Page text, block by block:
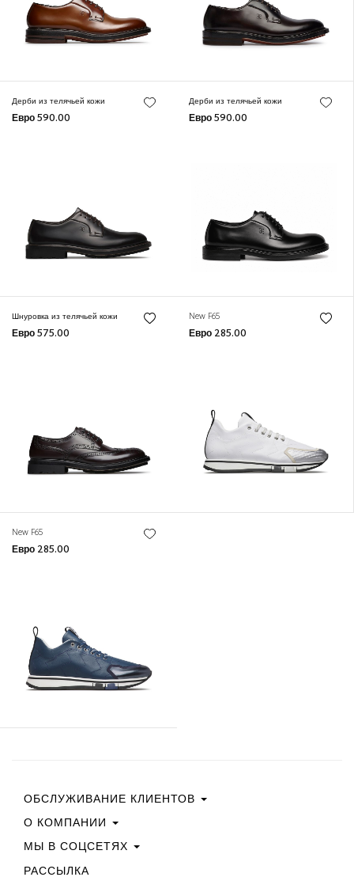
Дерби из телячьей кожи
Евро 590.00
Дерби из телячьей кожи
Евро 590.00
Шнуровка из телячьей кожи
Евро 575.00
New F65
Евро 285.00
New F65
Евро 285.00
ОБСЛУЖИВАНИЕ КЛИЕНТОВ
Свяжитесь С Нами
Условия Покупки
Руководство По Выбору Размера
О КОМПАНИИ
Политика Конфиденциальности
Политика В Отношении Файлов Cookie
МЫ В СОЦСЕТЯХ
РАССЫЛКА